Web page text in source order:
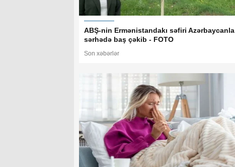
ABŞ-nin Ermənistandakı səfiri Azərbaycanla
sərhədə baş çəkib - FOTO
Son xəbərlər